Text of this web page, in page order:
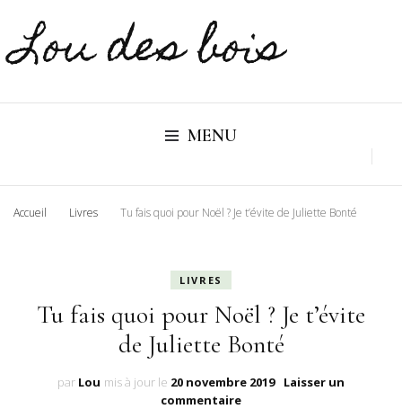
Lou des bois
MENU
Accueil Livres Tu fais quoi pour Noël ? Je t’évite de Juliette Bonté
LIVRES
Tu fais quoi pour Noël ? Je t’évite
de Juliette Bonté
par Lou mis à jour le 20 novembre 2019
Laisser un
commentairesur